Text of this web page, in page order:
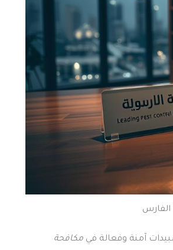
آمنة وفعالة في مكافحة